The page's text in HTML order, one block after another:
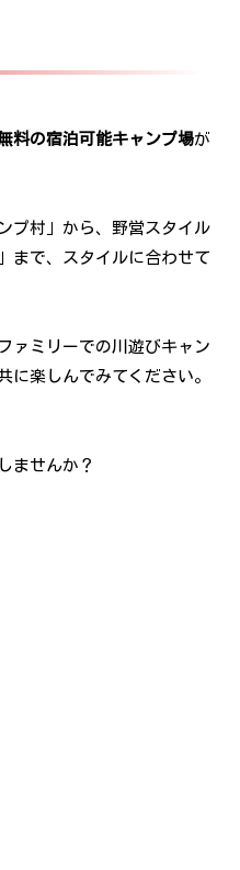
料の宿泊可能キャンプ場が
プ村」から、野営スタイル
まで、スタイルに合わせて
ァミリーでの川遊びキャン
に楽しんでみてください。
ませんか？